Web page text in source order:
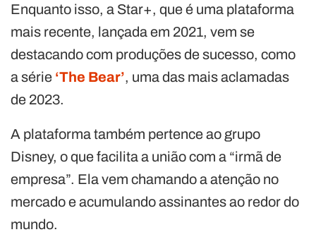
Enquanto isso, a Star+, que é uma plataforma
mais recente, lançada em 2021, vem se
destacando com produções de sucesso, como
a série ‘The Bear’, uma das mais aclamadas
de 2023.
A plataforma também pertence ao grupo
Disney, o que facilita a união com a “irmã de
empresa”. Ela vem chamando a atenção no
mercado e acumulando assinantes ao redor do
mundo.